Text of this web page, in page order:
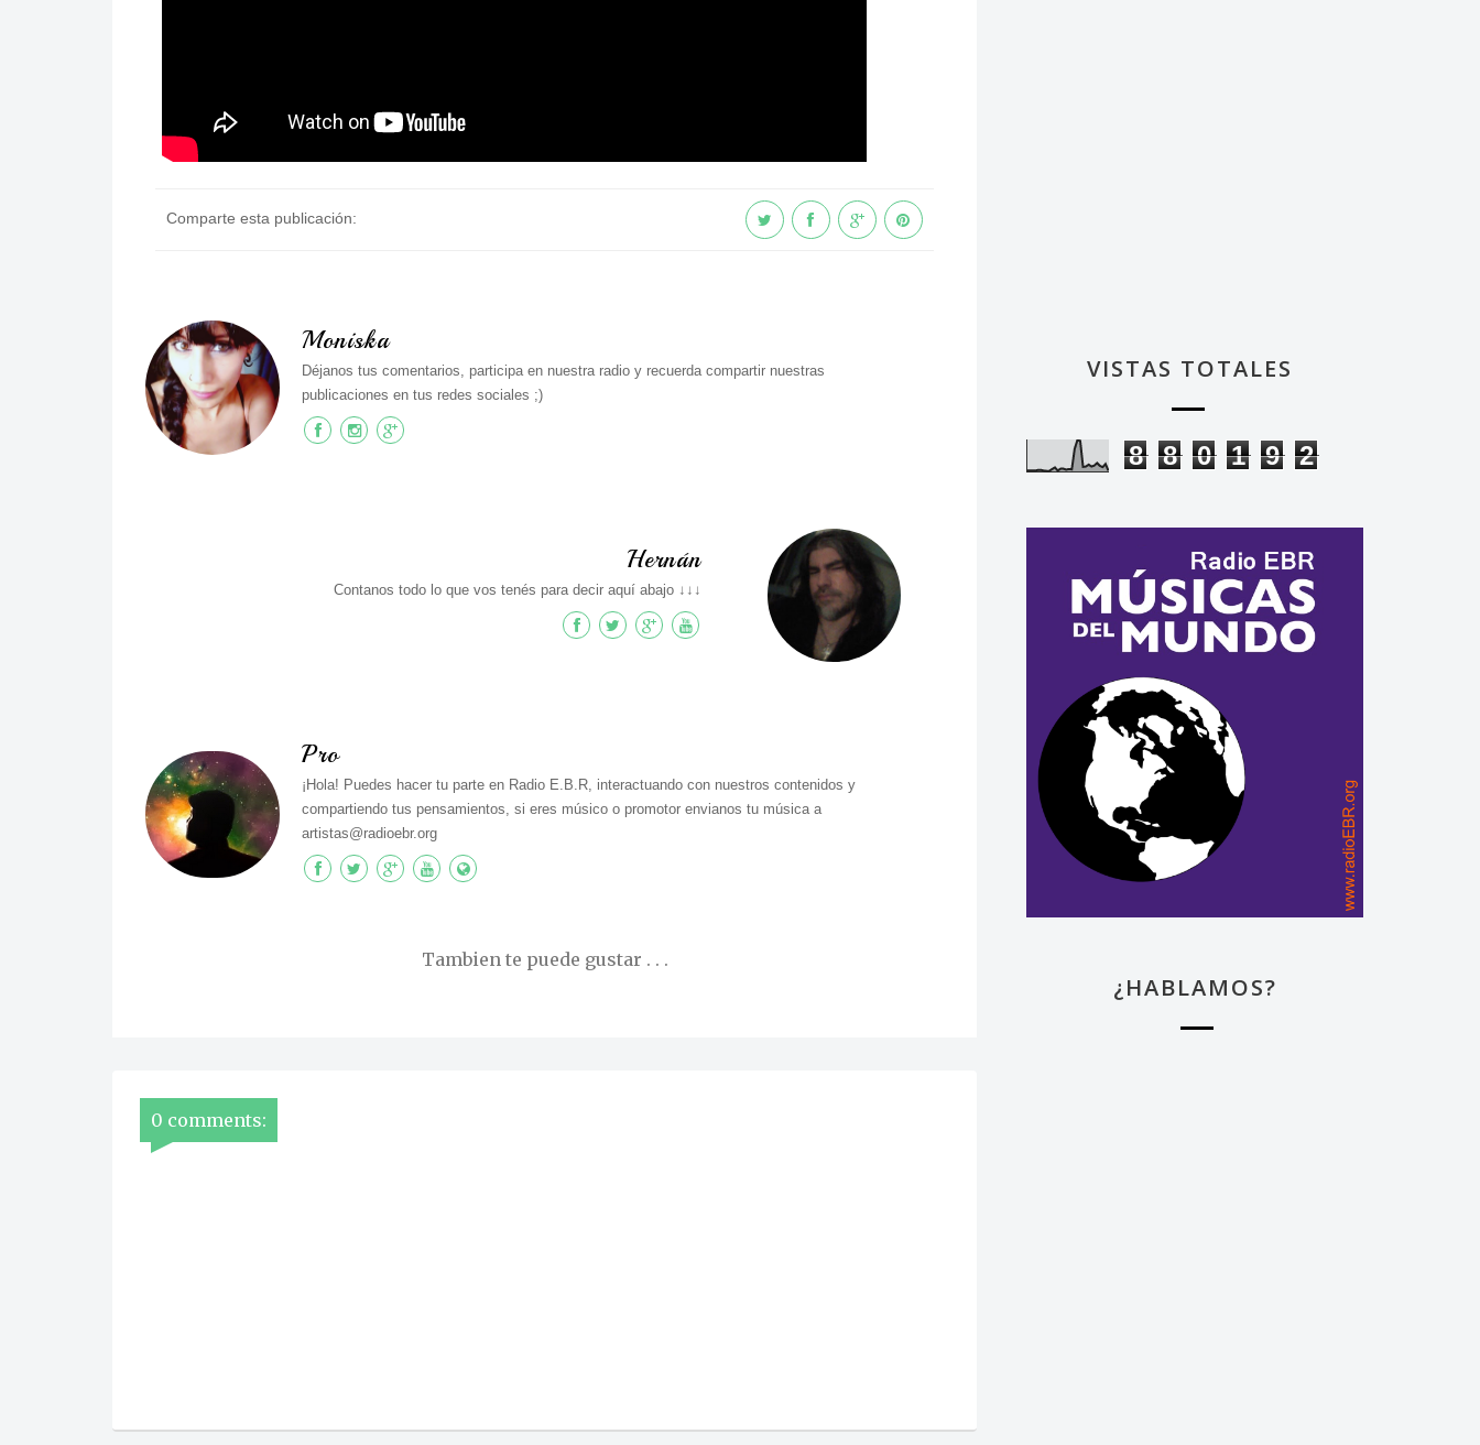
Comparte esta publicación:
Moniska
Déjanos tus comentarios, participa en nuestra radio y recuerda compartir nuestras
publicaciones en tus redes sociales ;)
Hernán
Contanos todo lo que vos tenés para decir aquí abajo ↓↓↓
Pro
¡Hola! Puedes hacer tu parte en Radio E.B.R, interactuando con nuestros contenidos y
compartiendo tus pensamientos, si eres músico o promotor envianos tu música a
artistas@radioebr.org
Tambien te puede gustar . . .
0 comments:
VISTAS TOTALES
8 8 0 1 9 2
¿HABLAMOS?